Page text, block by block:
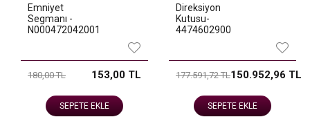
Emniyet
Segmanı -
N000472042001
180,00 TL 153,00 TL
SEPETE EKLE
Direksiyon
Kutusu-
4474602900
177.591,72 TL150.952,96 TL
SEPETE EKLE